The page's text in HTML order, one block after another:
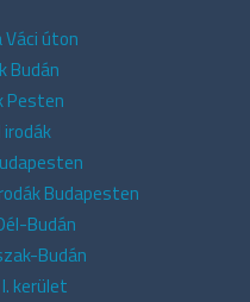
Váci úton
Budán
Pesten
irodák
Budapesten
Budán
Budán
kerület